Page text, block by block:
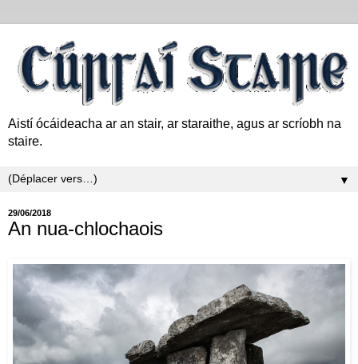
Aistí ócáideacha ar an stair, ar staraithe, agus ar scríobh na
staire.
▼
29/06/2018
An nua-chlochaois